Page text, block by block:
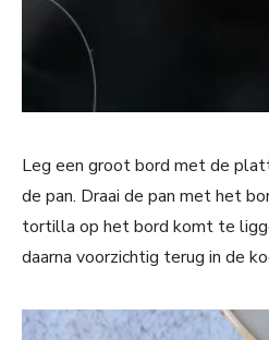
Leg een groot bord met de
de pan. Draai de pan met het
tortilla op het bord komt te
daarna voorzichtig terug in de